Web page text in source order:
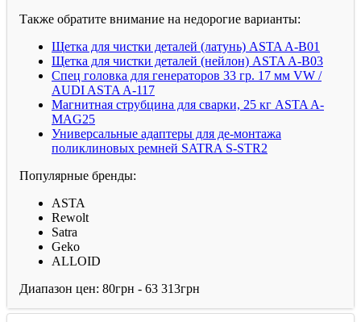
Также обратите внимание на недорогие варианты:
Щетка для чистки деталей (латунь) ASTA A-B01
Щетка для чистки деталей (нейлон) ASTA A-B03
Спец головка для генераторов 33 гр. 17 мм VW /
AUDI ASTA A-117
Магнитная струбцина для сварки, 25 кг ASTA A-
MAG25
Универсальные адаптеры для де-монтажа
поликлиновых ремней SATRA S-STR2
Популярные бренды:
ASTA
Rewolt
Satra
Geko
ALLOID
Диапазон цен: 80грн - 63 313грн